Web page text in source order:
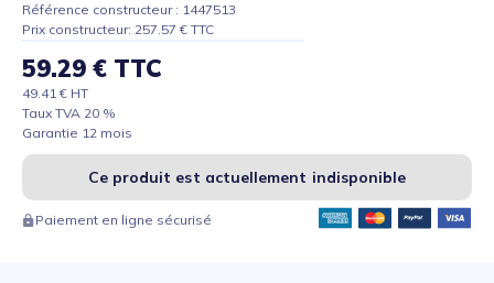
Référence constructeur : 1447513
Prix constructeur: 257.57 € TTC
59.29 € TTC
49.41 € HT
Taux TVA 20 %
Garantie 12 mois
Ce produit est actuellement indisponible
Paiement en ligne sécurisé